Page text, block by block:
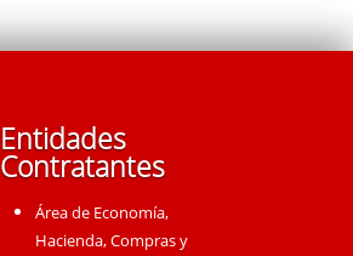
Entidades
Contratantes
Área de Economía,
Hacienda, Compras y